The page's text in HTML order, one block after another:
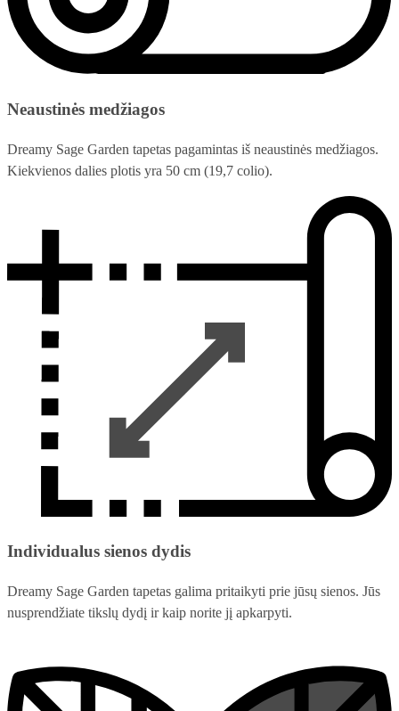
Neaustinės medžiagos
Dreamy Sage Garden tapetas pagamintas iš neaustinės medžiagos.
Kiekvienos dalies plotis yra 50 cm (19,7 colio).
Individualus sienos dydis
Dreamy Sage Garden tapetas galima pritaikyti prie jūsų sienos. Jūs
nusprendžiate tikslų dydį ir kaip norite jį apkarpyti.